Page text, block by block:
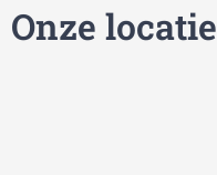
Onze locatie